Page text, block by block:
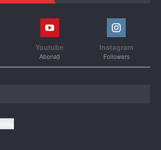
Youtube
Abonați
Instagram
Followers